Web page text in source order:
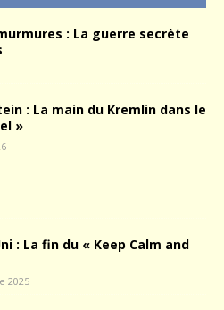
: La guerre secrète
: La main du Kremlin dans le
»
: La fin du « Keep Calm and
2025